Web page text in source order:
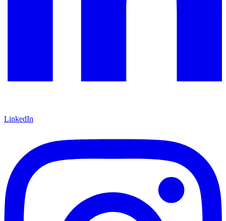
LinkedIn